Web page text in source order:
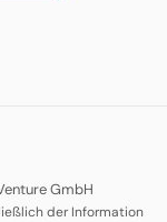
GmbH
der Information